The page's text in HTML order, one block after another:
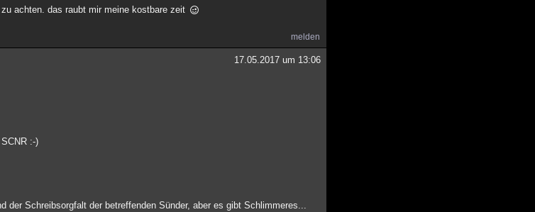
achten. das raubt mir meine kostbare zeit
melden
17.05.2017 um 13:06
:-)
Schreibsorgfalt der betreffenden Sünder, aber es gibt Schlimmeres...